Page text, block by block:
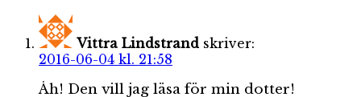
Vittra Lindstrand skriver:
2016-06-04 kl. 21:58
Åh! Den vill jag läsa för min dotter!